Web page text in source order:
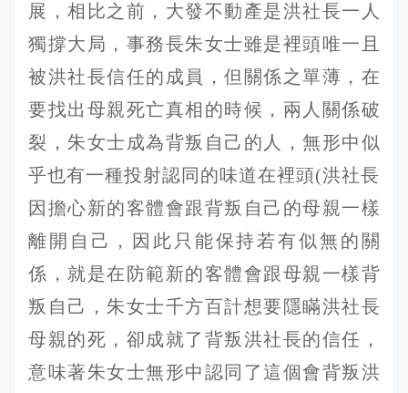
展，相比之前，大發不動產是洪社長一人
獨撐大局，事務長朱女士雖是裡頭唯一且
被洪社長信任的成員，但關係之單薄，在
要找出母親死亡真相的時候，兩人關係破
裂，朱女士成為背叛自己的人，無形中似
乎也有一種投射認同的味道在裡頭(洪社長
因擔心新的客體會跟背叛自己的母親一樣
離開自己，因此只能保持若有似無的關
係，就是在防範新的客體會跟母親一樣背
叛自己，朱女士千方百計想要隱瞞洪社長
母親的死，卻成就了背叛洪社長的信任，
意味著朱女士無形中認同了這個會背叛洪